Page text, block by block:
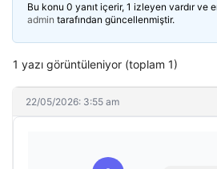
Bu konu 0 yanıt içerir, 1 izleyen vardır ve
admin tarafından güncellenmiştir.
1 yazı görüntüleniyor (toplam 1)
22/05/2026: 3:55 am